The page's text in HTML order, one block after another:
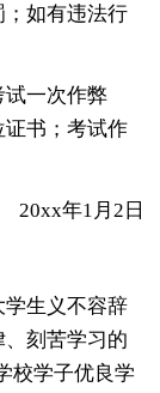
；如有违法行
一次作弊
书；考试作
年1月2日
生义不容辞
刻苦学习的
校学子优良学